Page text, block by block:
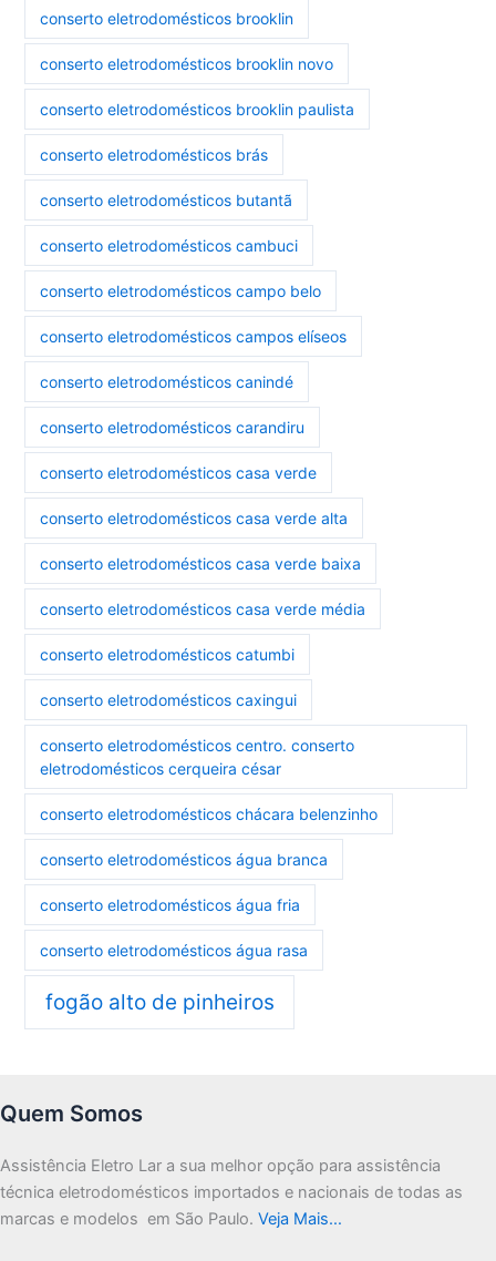
conserto eletrodomésticos brooklin
conserto eletrodomésticos brooklin novo
conserto eletrodomésticos brooklin paulista
conserto eletrodomésticos brás
conserto eletrodomésticos butantã
conserto eletrodomésticos cambuci
conserto eletrodomésticos campo belo
conserto eletrodomésticos campos elíseos
conserto eletrodomésticos canindé
conserto eletrodomésticos carandiru
conserto eletrodomésticos casa verde
conserto eletrodomésticos casa verde alta
conserto eletrodomésticos casa verde baixa
conserto eletrodomésticos casa verde média
conserto eletrodomésticos catumbi
conserto eletrodomésticos caxingui
conserto eletrodomésticos centro. conserto
eletrodomésticos cerqueira césar
conserto eletrodomésticos chácara belenzinho
conserto eletrodomésticos água branca
conserto eletrodomésticos água fria
conserto eletrodomésticos água rasa
fogão alto de pinheiros
Quem Somos
Assistência Eletro Lar a sua melhor opção para assistência
técnica eletrodomésticos importados e nacionais de todas as
marcas e modelos em São Paulo. Veja Mais…